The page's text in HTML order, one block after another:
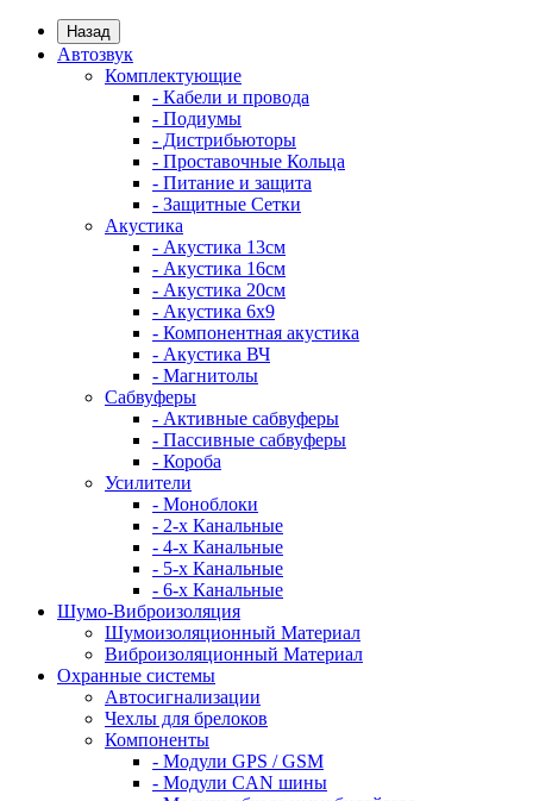
Назад
Автозвук
Комплектующие
- Кабели и провода
- Подиумы
- Дистрибьюторы
- Проставочные Кольца
- Питание и защита
- Защитные Сетки
Акустика
- Акустика 13см
- Акустика 16см
- Акустика 20см
- Акустика 6x9
- Компонентная акустика
- Акустика ВЧ
- Магнитолы
Сабвуферы
- Активные сабвуферы
- Пассивные сабвуферы
- Короба
Усилители
- Моноблоки
- 2-х Канальные
- 4-х Канальные
- 5-х Канальные
- 6-х Канальные
Шумо-Виброизоляция
Шумоизоляционный Материал
Виброизоляционный Материал
Охранные системы
Автосигнализации
Чехлы для брелоков
Компоненты
- Модули GPS / GSM
- Модули CAN шины